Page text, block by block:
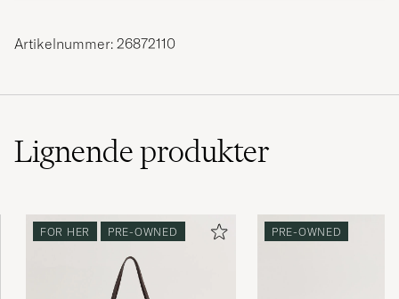
Artikelnummer: 26872110
Lignendeprodukter
FOR HER PRE-OWNED PRE-OWNED